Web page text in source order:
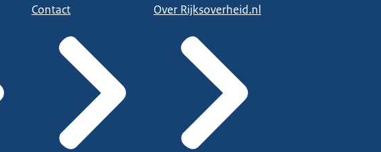
Contact Over Rijksoverheid.nl